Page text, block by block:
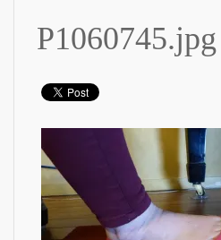
P1060745.jpg